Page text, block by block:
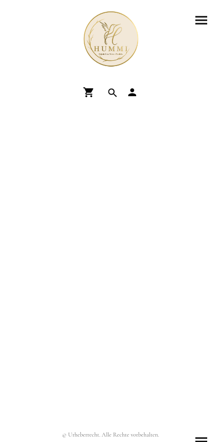
© Urheberrecht. Alle Rechte vorbehalten.